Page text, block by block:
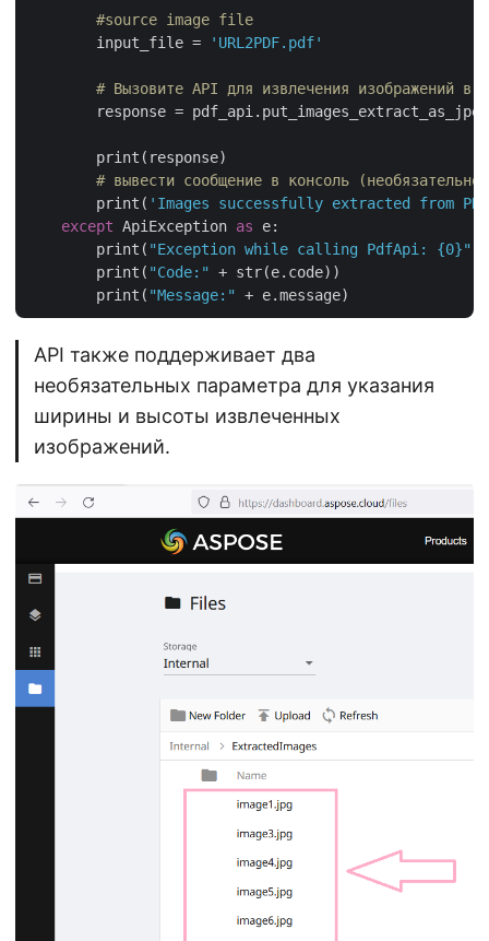
#source image file
        input_file =
'URL2PDF.pdf'
# Вызовите API для извлечения изображений в
response =
        print(response)
# вывести сообщение в консоль (необязательно)
        print(
'Images successfully extracted from
except ApiException as e:
        print(
"Exception while calling PdfApi: {0}"
        print(
"Code:"
+ str(e.code))
        print(
"Message:"
API также поддерживает два
необязательных параметра для указания
ширины и высоты извлеченных
изображений.